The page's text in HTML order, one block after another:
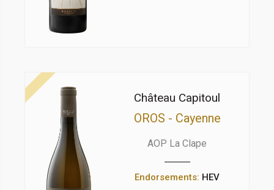
Château Capitoul
OROS - Cayenne
AOP La Clape
Endorsements: HEV